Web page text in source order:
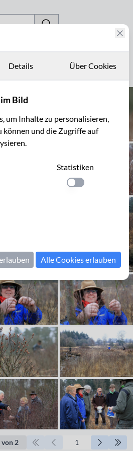
von 2
Details Über Cookies
Bild
um Inhalte zu personalisieren,
können und die Zugriffe auf
Statistiken
Einstellung
Alle Cookies erlauben